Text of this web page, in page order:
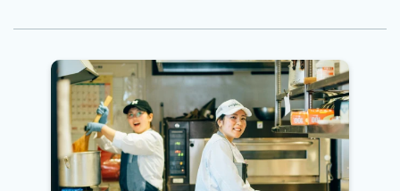
化。経験を積めば、商品開発にも関わることができ、作る楽しさだ